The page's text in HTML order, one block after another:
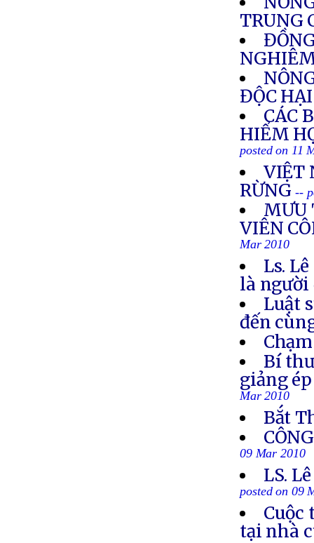
TRUNG
ĐỘC HẠI
CÁC
HIỂM
posted on 11
VIỆT
RỪNG--
MƯU
VIÊN
Mar 2010
Ls.
là người
Luật
đến
Bí
giảng
Mar 2010
Bắt
09 Mar 2010
LS.
posted on 09
Cuộc
tại nhà